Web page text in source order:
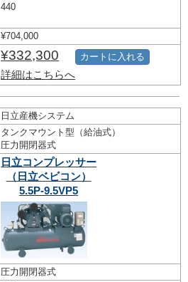
440
¥704,000
¥332,300
詳細はこちらへ
カートに入れる
日立産機システム
タンクマウント型（給油式）
圧力開閉器式
日立コンプレッサー
（日立ベビコン）
5.5P-9.5VP5
圧力開閉器式